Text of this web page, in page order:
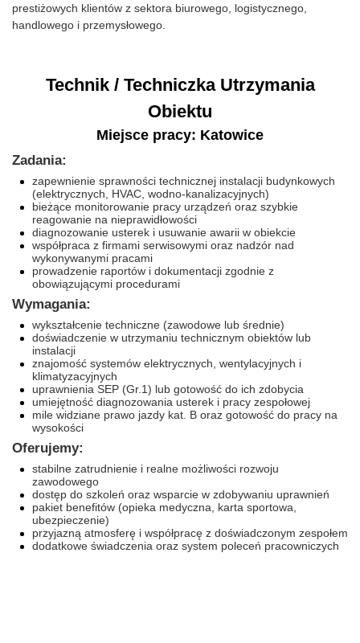
prestiżowych klientów z sektora biurowego, logistycznego,
handlowego i przemysłowego.
Technik / Techniczka Utrzymania
Obiektu
Miejsce pracy: Katowice
Zadania:
zapewnienie sprawności technicznej instalacji budynkowych
(elektrycznych, HVAC, wodno-kanalizacyjnych)
bieżące monitorowanie pracy urządzeń oraz szybkie
reagowanie na nieprawidłowości
diagnozowanie usterek i usuwanie awarii w obiekcie
współpraca z firmami serwisowymi oraz nadzór nad
wykonywanymi pracami
prowadzenie raportów i dokumentacji zgodnie z
obowiązującymi procedurami
Wymagania:
wykształcenie techniczne (zawodowe lub średnie)
doświadczenie w utrzymaniu technicznym obiektów lub
instalacji
znajomość systemów elektrycznych, wentylacyjnych i
klimatyzacyjnych
uprawnienia SEP (Gr.1) lub gotowość do ich zdobycia
umiejętność diagnozowania usterek i pracy zespołowej
mile widziane prawo jazdy kat. B oraz gotowość do pracy na
wysokości
Oferujemy:
stabilne zatrudnienie i realne możliwości rozwoju
zawodowego
dostęp do szkoleń oraz wsparcie w zdobywaniu uprawnień
pakiet benefitów (opieka medyczna, karta sportowa,
ubezpieczenie)
przyjazną atmosferę i współpracę z doświadczonym zespołem
dodatkowe świadczenia oraz system poleceń pracowniczych